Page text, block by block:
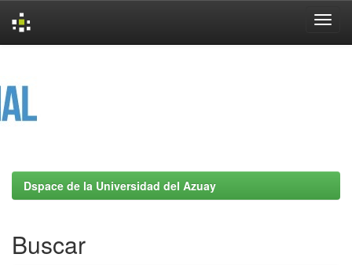
Dspace de la Universidad del Azuay
Buscar